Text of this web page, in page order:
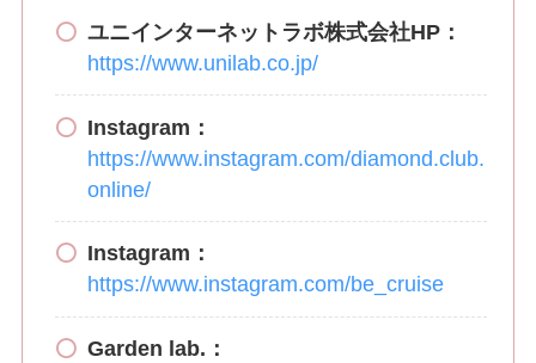
ユニインターネットラボ株式会社HP：
https://www.unilab.co.jp/
Instagram：
https://www.instagram.com/diamond.club.
online/
Instagram：
https://www.instagram.com/be_cruise
Garden lab.：